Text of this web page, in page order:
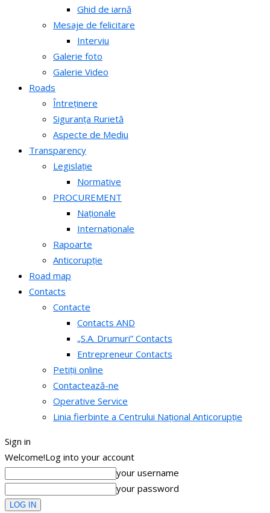
Ghid de iarnă
Mesaje de felicitare
Interviu
Galerie foto
Galerie Video
Roads
Întreținere
Siguranța Rurietă
Aspecte de Mediu
Transparency
Legislație
Normative
PROCUREMENT
Naționale
Internaționale
Rapoarte
Anticorupție
Road map
Contacts
Contacte
Contacts AND
„S.A. Drumuri” Contacts
Entrepreneur Contacts
Petiții online
Contactează-ne
Operative Service
Linia fierbinte a Centrului Național Anticorupție
Sign in
Welcome!Log into your account
your username
your password